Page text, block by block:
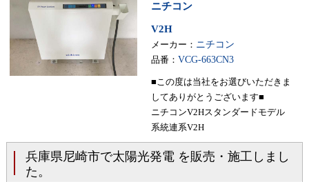
ニチコン
V2H
メーカー： ニチコン
品番： VCG-663CN3
■この度は当社をお選びいただきま
してありがとうございます■
ニチコンV2Hスタンダードモデル
系統連系V2H
兵庫県尼崎市で太陽光発電 を販売・施工しまし
た。